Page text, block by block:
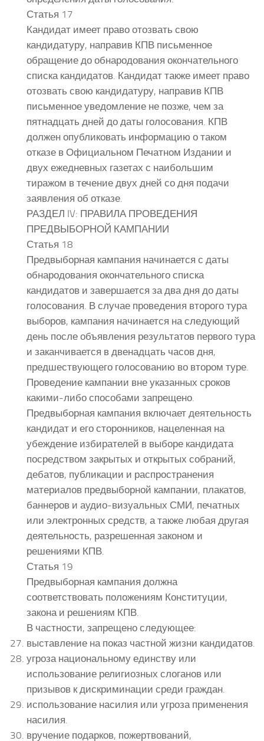
Статья 17
Кандидат имеет право отозвать свою
кандидатуру, направив КПВ письменное
обращение до обнародования окончательного
списка кандидатов. Кандидат также имеет право
отозвать свою кандидатуру, направив КПВ
письменное уведомление не позже, чем за
пятнадцать дней до даты голосования. КПВ
должен опубликовать информацию о таком
отказе в Официальном Печатном Издании и
двух ежедневных газетах с наибольшим
тиражом в течение двух дней со дня подачи
заявления об отказе.
РАЗДЕЛ IV: ПРАВИЛА ПРОВЕДЕНИЯ
ПРЕДВЫБОРНОЙ КАМПАНИИ
Статья 18
Предвыборная кампания начинается с даты
обнародования окончательного списка
кандидатов и завершается за два дня до даты
голосования. В случае проведения второго тура
выборов, кампания начинается на следующий
день после объявления результатов первого тура
и заканчивается в двенадцать часов дня,
предшествующего голосованию во втором туре.
Проведение кампании вне указанных сроков
какими-либо способами запрещено.
Предвыборная кампания включает деятельность
кандидат и его сторонников, нацеленная на
убеждение избирателей в выборе кандидата
посредством закрытых и открытых собраний,
дебатов, публикации и распространения
материалов предвыборной кампании, плакатов,
баннеров и аудио-визуальных СМИ, печатных
или электронных средств, а также любая другая
деятельность, разрешенная законом и
решениями КПВ.
Статья 19
Предвыборная кампания должна
соответствовать положениям Конституции,
закона и решениям КПВ.
В частности, запрещено следующее:
выставление на показ частной жизни кандидатов.
угроза национальному единству или
использование религиозных слоганов или
призывов к дискриминации среди граждан.
использование насилия или угроза применения
насилия.
вручение подарков, пожертвований,